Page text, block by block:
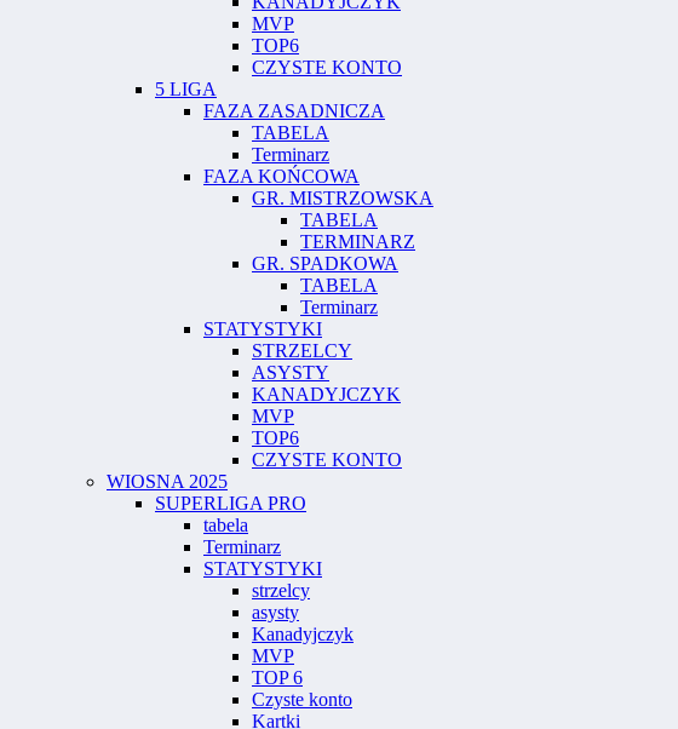
MVP
TOP6
CZYSTE KONTO
5 LIGA
FAZA ZASADNICZA
TABELA
Terminarz
FAZA KOŃCOWA
GR. MISTRZOWSKA
TABELA
TERMINARZ
GR. SPADKOWA
TABELA
Terminarz
STATYSTYKI
STRZELCY
ASYSTY
KANADYJCZYK
MVP
TOP6
CZYSTE KONTO
WIOSNA 2025
SUPERLIGA PRO
tabela
Terminarz
STATYSTYKI
strzelcy
asysty
Kanadyjczyk
MVP
TOP 6
Czyste konto
Kartki